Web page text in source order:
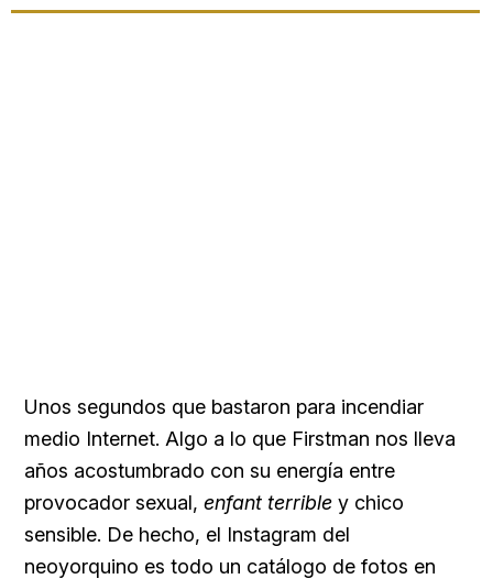
Unos segundos que bastaron para incendiar
medio Internet. Algo a lo que Firstman nos lleva
años acostumbrado con su energía entre
provocador sexual, enfant terrible y chico
sensible. De hecho, el Instagram del
neoyorquino es todo un catálogo de fotos en